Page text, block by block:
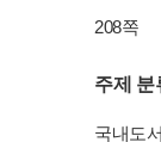
208쪽
주제 분
국내도